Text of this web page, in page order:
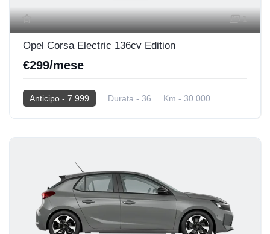
1
Opel Corsa Electric 136cv Edition
€299/mese
Anticipo - 7.999 Durata - 36
Km - 30.000